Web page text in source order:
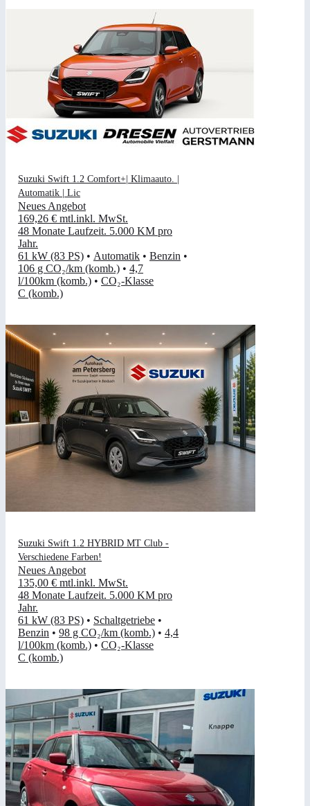
Suzuki Swift 1.2 Comfort+| Klimaauto. |
Automatik | Lic
Neues Angebot
169,26 € mtl.inkl. MwSt.
48 Monate Laufzeit. 5.000 KM pro
Jahr.
61 kW (83 PS) • Automatik • Benzin •
106 g CO₂/km (komb.) • 4,7
l/100km (komb.) • CO₂-Klasse
C (komb.)
Suzuki Swift 1.2 HYBRID MT Club -
Verschiedene Farben!
Neues Angebot
135,00 € mtl.inkl. MwSt.
48 Monate Laufzeit. 5.000 KM pro
Jahr.
61 kW (83 PS) • Schaltgetriebe •
Benzin • 98 g CO₂/km (komb.) • 4,4
l/100km (komb.) • CO₂-Klasse
C (komb.)